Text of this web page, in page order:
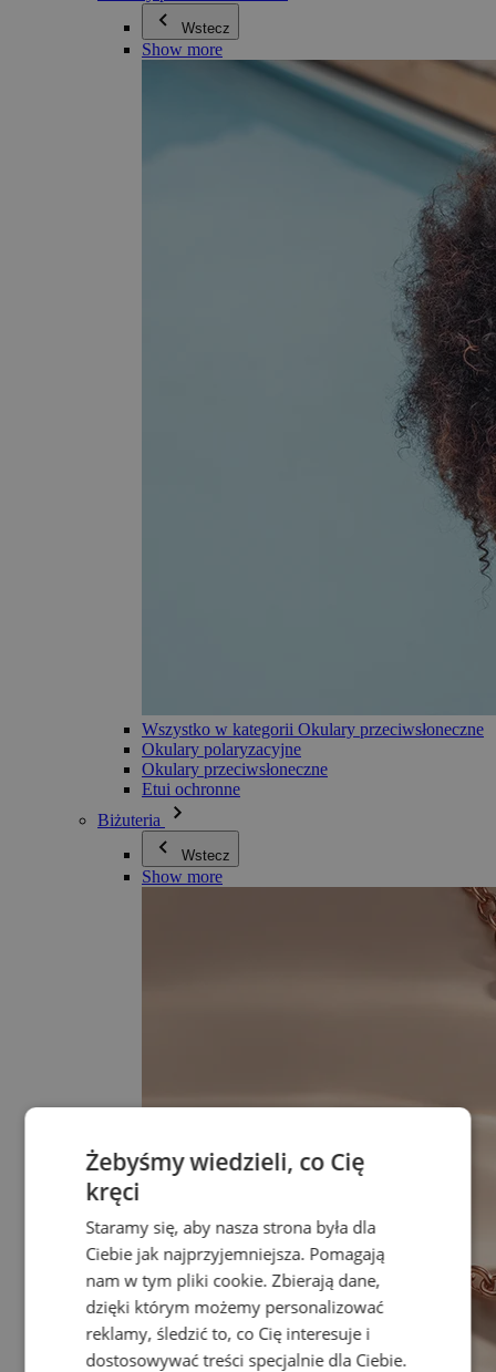
Wstecz
Show more
Wszystko w kategorii Okulary przeciwsłoneczne
Okulary polaryzacyjne
Okulary przeciwsłoneczne
Etui ochronne
Biżuteria
Wstecz
Show more
Żebyśmy wiedzieli, co Cię
kręci
Staramy się, aby nasza strona była dla
Ciebie jak najprzyjemniejsza. Pomagają
nam w tym pliki cookie. Zbierają dane,
dzięki którym możemy personalizować
reklamy, śledzić to, co Cię interesuje i
dostosowywać treści specjalnie dla Ciebie.